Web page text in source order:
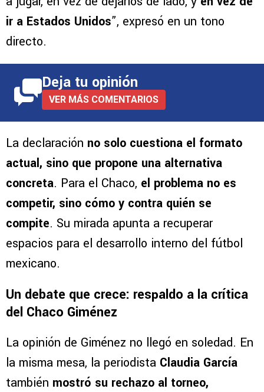
ir a Estados Unidos”, expresó en un tono
directo.
Deja tu opinión
VER MÁS COMENTARIOS
La declaración no solo cuestiona el formato
actual, sino que propone una alternativa
concreta. Para el Chaco, el problema no es
competir, sino cómo y contra quién se
compite. Su mirada apunta a recuperar
espacios para el desarrollo interno del fútbol
mexicano.
Un debate que crece: respaldo a la crítica
del Chaco Giménez
La opinión de Giménez no llegó en soledad. En
la misma mesa, la periodista Claudia García
también mostró su rechazo al torneo,